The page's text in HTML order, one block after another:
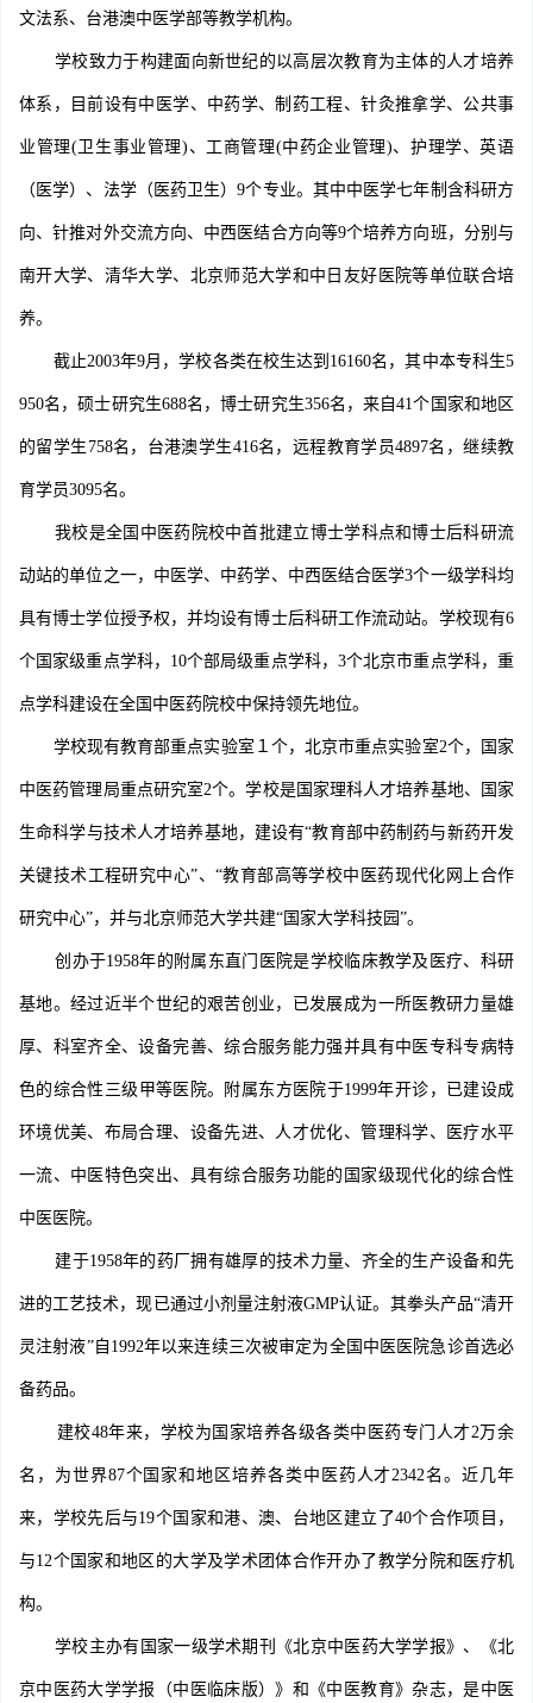
文法系、台港澳中医学部等教学机构。
学校致力于构建面向新世纪的以高层次教育为主体的人才培养
体系，目前设有中医学、中药学、制药工程、针灸推拿学、公共事
业管理(卫生事业管理)、工商管理(中药企业管理)、护理学、英语
（医学）、法学（医药卫生）9个专业。其中中医学七年制含科研方
向、针推对外交流方向、中西医结合方向等9个培养方向班，分别与
南开大学、清华大学、北京师范大学和中日友好医院等单位联合培
养。
截止2003年9月，学校各类在校生达到16160名，其中本专科生5
950名，硕士研究生688名，博士研究生356名，来自41个国家和地区
的留学生758名，台港澳学生416名，远程教育学员4897名，继续教
育学员3095名。
我校是全国中医药院校中首批建立博士学科点和博士后科研流
动站的单位之一，中医学、中药学、中西医结合医学3个一级学科均
具有博士学位授予权，并均设有博士后科研工作流动站。学校现有6
个国家级重点学科，10个部局级重点学科，3个北京市重点学科，重
点学科建设在全国中医药院校中保持领先地位。
学校现有教育部重点实验室１个，北京市重点实验室2个，国家
中医药管理局重点研究室2个。学校是国家理科人才培养基地、国家
生命科学与技术人才培养基地，建设有“教育部中药制药与新药开发
关键技术工程研究中心”、“教育部高等学校中医药现代化网上合作
研究中心”，并与北京师范大学共建“国家大学科技园”。
创办于1958年的附属东直门医院是学校临床教学及医疗、科研
基地。经过近半个世纪的艰苦创业，已发展成为一所医教研力量雄
厚、科室齐全、设备完善、综合服务能力强并具有中医专科专病特
色的综合性三级甲等医院。附属东方医院于1999年开诊，已建设成
环境优美、布局合理、设备先进、人才优化、管理科学、医疗水平
一流、中医特色突出、具有综合服务功能的国家级现代化的综合性
中医医院。
建于1958年的药厂拥有雄厚的技术力量、齐全的生产设备和先
进的工艺技术，现已通过小剂量注射液GMP认证。其拳头产品“清开
灵注射液”自1992年以来连续三次被审定为全国中医医院急诊首选必
备药品。
建校48年来，学校为国家培养各级各类中医药专门人才2万余
名，为世界87个国家和地区培养各类中医药人才2342名。近几年
来，学校先后与19个国家和港、澳、台地区建立了40个合作项目，
与12个国家和地区的大学及学术团体合作开办了教学分院和医疗机
构。
学校主办有国家一级学术期刊《北京中医药大学学报》、《北
京中医药大学学报（中医临床版）》和《中医教育》杂志，是中医